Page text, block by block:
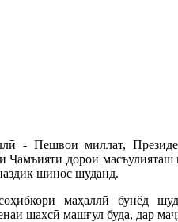
- Пешвои миллат,
Ҷамъияти дорои
шинос шуданд.
маҳаллӣ бунёд
шахсӣ машғул буда, дар